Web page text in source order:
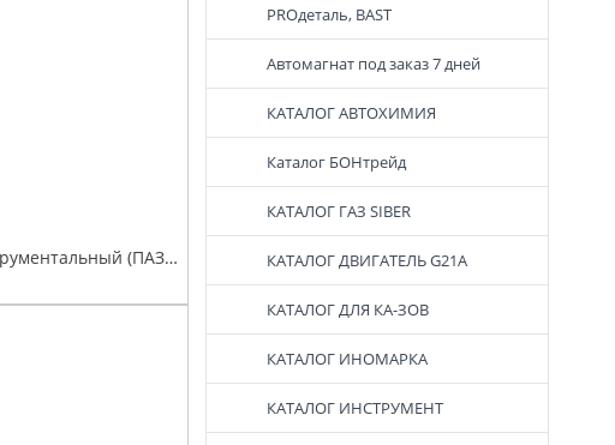
Ящик инструментальный (ПАЗ-4234) ПАЗ
PROдеталь, BAST
Автомагнат под заказ 7 дней
КАТАЛОГ АВТОХИМИЯ
Каталог БОНтрейд
КАТАЛОГ ГАЗ SIBER
КАТАЛОГ ДВИГАТЕЛЬ G21A
КАТАЛОГ ДЛЯ КА-ЗОВ
КАТАЛОГ ИНОМАРКА
КАТАЛОГ ИНСТРУМЕНТ